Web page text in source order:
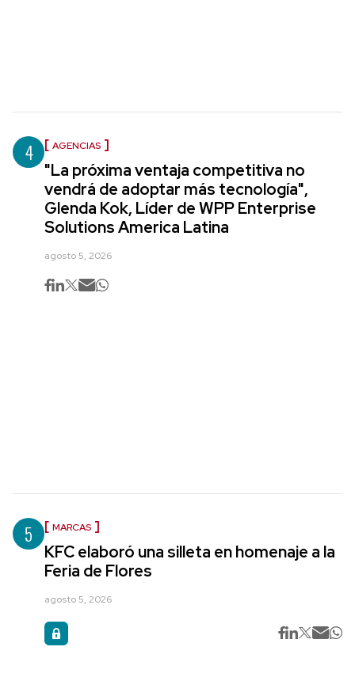
4 AGENCIAS
"La próxima ventaja competitiva no
vendrá de adoptar más tecnología",
Glenda Kok, Líder de WPP Enterprise
Solutions America Latina
agosto 5, 2026
5 MARCAS
KFC elaboró una silleta en homenaje a la
Feria de Flores
agosto 5, 2026